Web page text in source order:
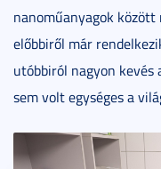
nanoműanyagok
előbbiről már
utóbbiról nagyon kevés
sem volt egységes a